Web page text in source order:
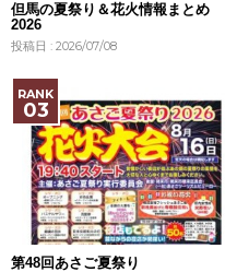
但馬の夏祭り＆花火情報まとめ
2026
投稿日 : 2026/07/08
第48回あさご夏祭り